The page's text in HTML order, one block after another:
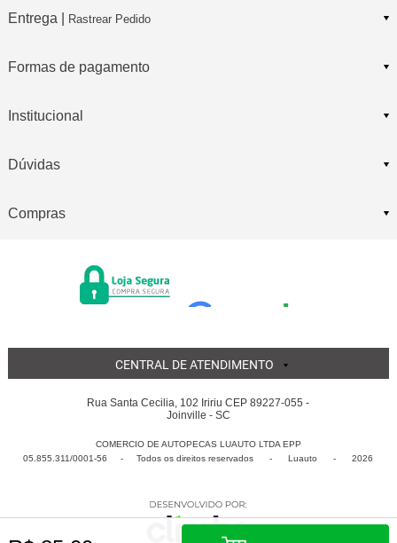
Entrega | Rastrear Pedido
Formas de pagamento
Institucional
Dúvidas
Compras
CENTRAL DE ATENDIMENTO
Rua Santa Cecilia, 102 Iririu CEP 89227-055 -
Joinville - SC
COMERCIO DE AUTOPECAS LUAUTO LTDA EPP
05.855.311/0001-56 - Todos os direitos reservados
- Luauto - 2026